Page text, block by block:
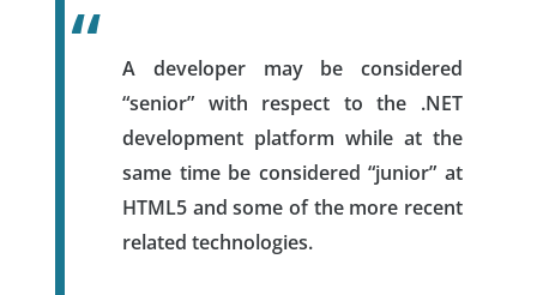
A developer may be considered
“senior” with respect to the .NET
development platform while at the
same time be considered “junior” at
HTML5 and some of the more recent
related technologies.